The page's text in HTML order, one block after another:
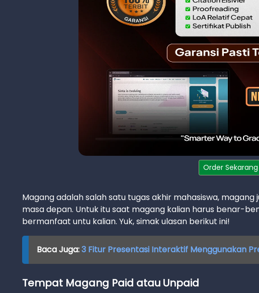
Order Sekarang
Magang adalah salah satu tugas akhir mahasiswa,
masa depan. Untuk itu saat magang kalian harus benar-
bermanfaat untu kalian. Yuk, simak ulasan berikut ini!
Baca Juga:3 Fitur Presentasi Interaktif Menggunakan
Tempat Magang Paid atau Unpaid